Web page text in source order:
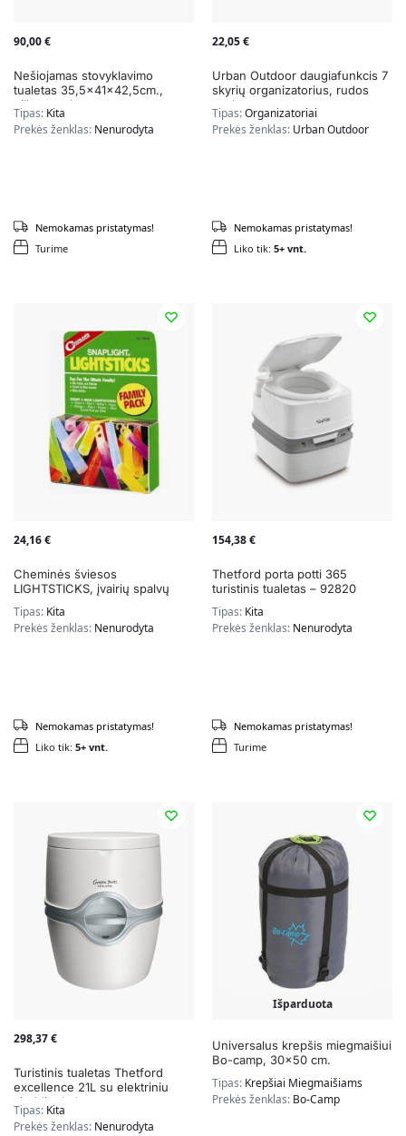
90,00€
Nešiojamas stovyklavimo
tualetas 35,5x41x42,5cm.,
pilkos spalvos
Tipas: Kita
Prekės ženklas: Nenurodyta
Turime
Nemokamas pristatymas!
22,05€
Urban Outdoor daugiafunkcis 7
skyrių organizatorius, rudos
spalvos
Tipas:Organizatoriai
Prekės ženklas: Urban Outdoor
Liko tik: 5+ vnt.
Nemokamas pristatymas!
24,16€
Cheminės šviesos
LIGHTSTICKS, įvairių spalvų
Tipas: Kita
Prekės ženklas: Nenurodyta
Liko tik: 5+ vnt.
Nemokamas pristatymas!
154,38€
Thetford porta potti 365
turistinis tualetas – 92820
Tipas: Kita
Prekės ženklas: Nenurodyta
Turime
Nemokamas pristatymas!
298,37€
Turistinis tualetas Thetford
excellence 21L su elektriniu
siurbliu, baltas
Tipas: Kita
Prekės ženklas: Nenurodyta
Išparduota
Universalus krepšis miegmaišiui
Bo-camp, 30×50 cm.
Tipas: Krepšiai Miegmaišiams
Prekės ženklas: Bo-Camp